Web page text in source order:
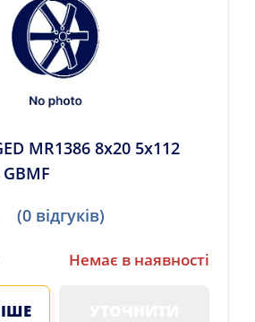
MR1386 8x20 5x112
(0 відгуків)
Немає в наявності